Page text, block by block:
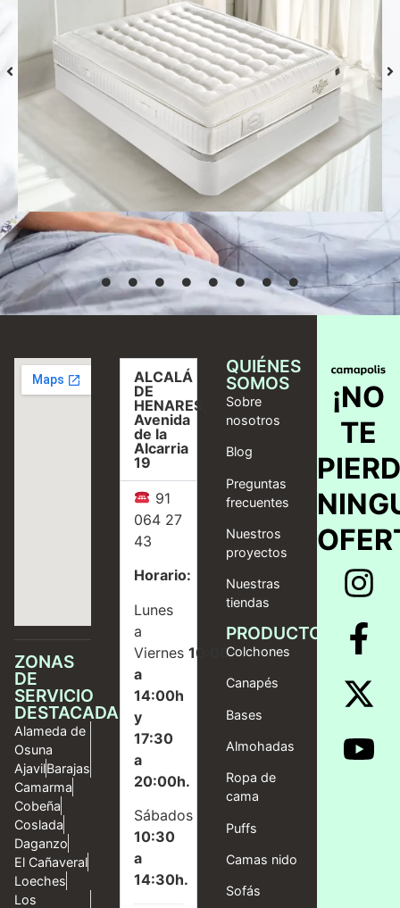
Colchón S-Grafeno Hannes
Desde 769,00 €
Seleccionar
opciones
ZONAS
DE
SERVICIO
DESTACADAS
Alameda de
Osuna
AjavilBarajas
Camarma
Cobeña
Coslada
Daganzo
El Cañaveral
Loeches
Los
ALCALÁ
DE
HENARES,
Avenida
de la
Alcarria
19
91
064 27
43
Horario:
Lunes
a
Viernes10:00
a
14:00h
y
17:30
a
20:00h.
Sábados
10:30
a
14:30h.
QUIÉNES
SOMOS
Sobre
nosotros
Blog
Preguntas
frecuentes
Nuestros
proyectos
Nuestras
tiendas
PRODUCTOS
Colchones
Canapés
Bases
Almohadas
Ropa de
cama
Puffs
Camas nido
Sofás
¡NO
TE